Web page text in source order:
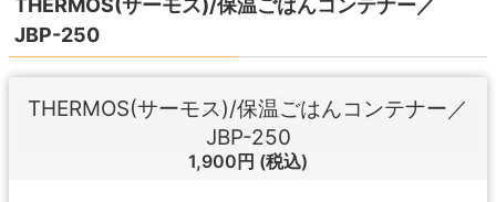
THERMOS(サーモス)/保温ごはんコンテナー／
JBP-250
THERMOS(サーモス)/保温ごはんコンテナー／
JBP-250
1,900円 (税込)